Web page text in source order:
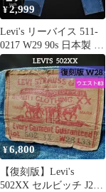
¥2,999
Levi's リーバイス 511-
0217 W29 90s 日本製 デ
ニム
¥6,800
【復刻版】Levi's
502XX セルビッチ J22